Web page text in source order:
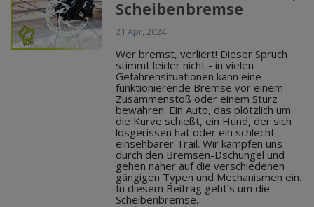
Scheibenbremse
21 Apr, 2024
Wer bremst, verliert! Dieser Spruch
stimmt leider nicht - in vielen
Gefahrensituationen kann eine
funktionierende Bremse vor einem
Zusammenstoß oder einem Sturz
bewahren: Ein Auto, das plötzlich um
die Kurve schießt, ein Hund, der sich
losgerissen hat oder ein schlecht
einsehbarer Trail. Wir kämpfen uns
durch den Bremsen-Dschungel und
gehen näher auf die verschiedenen
gängigen Typen und Mechanismen ein.
In diesem Beitrag geht’s um die
Scheibenbremse.